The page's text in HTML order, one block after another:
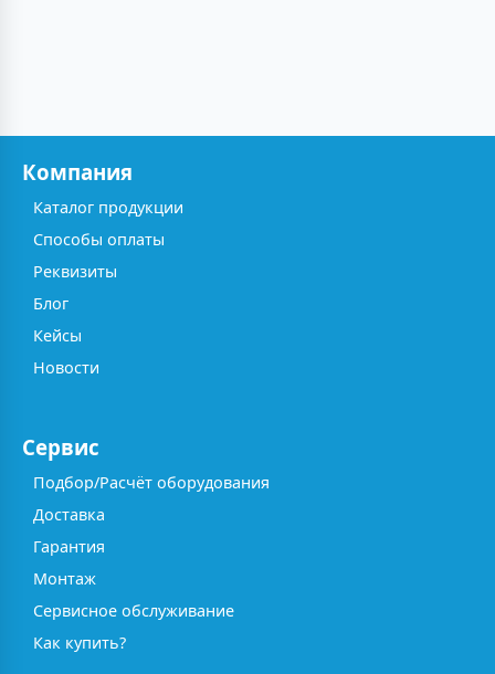
Компания
Каталог продукции
Способы оплаты
Реквизиты
Блог
Кейсы
Новости
Сервис
Подбор/Расчёт оборудования
Доставка
Гарантия
Монтаж
Сервисное обслуживание
Как купить?